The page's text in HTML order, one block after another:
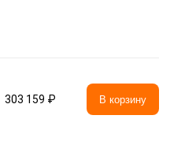
303 159 ₽ В корзину